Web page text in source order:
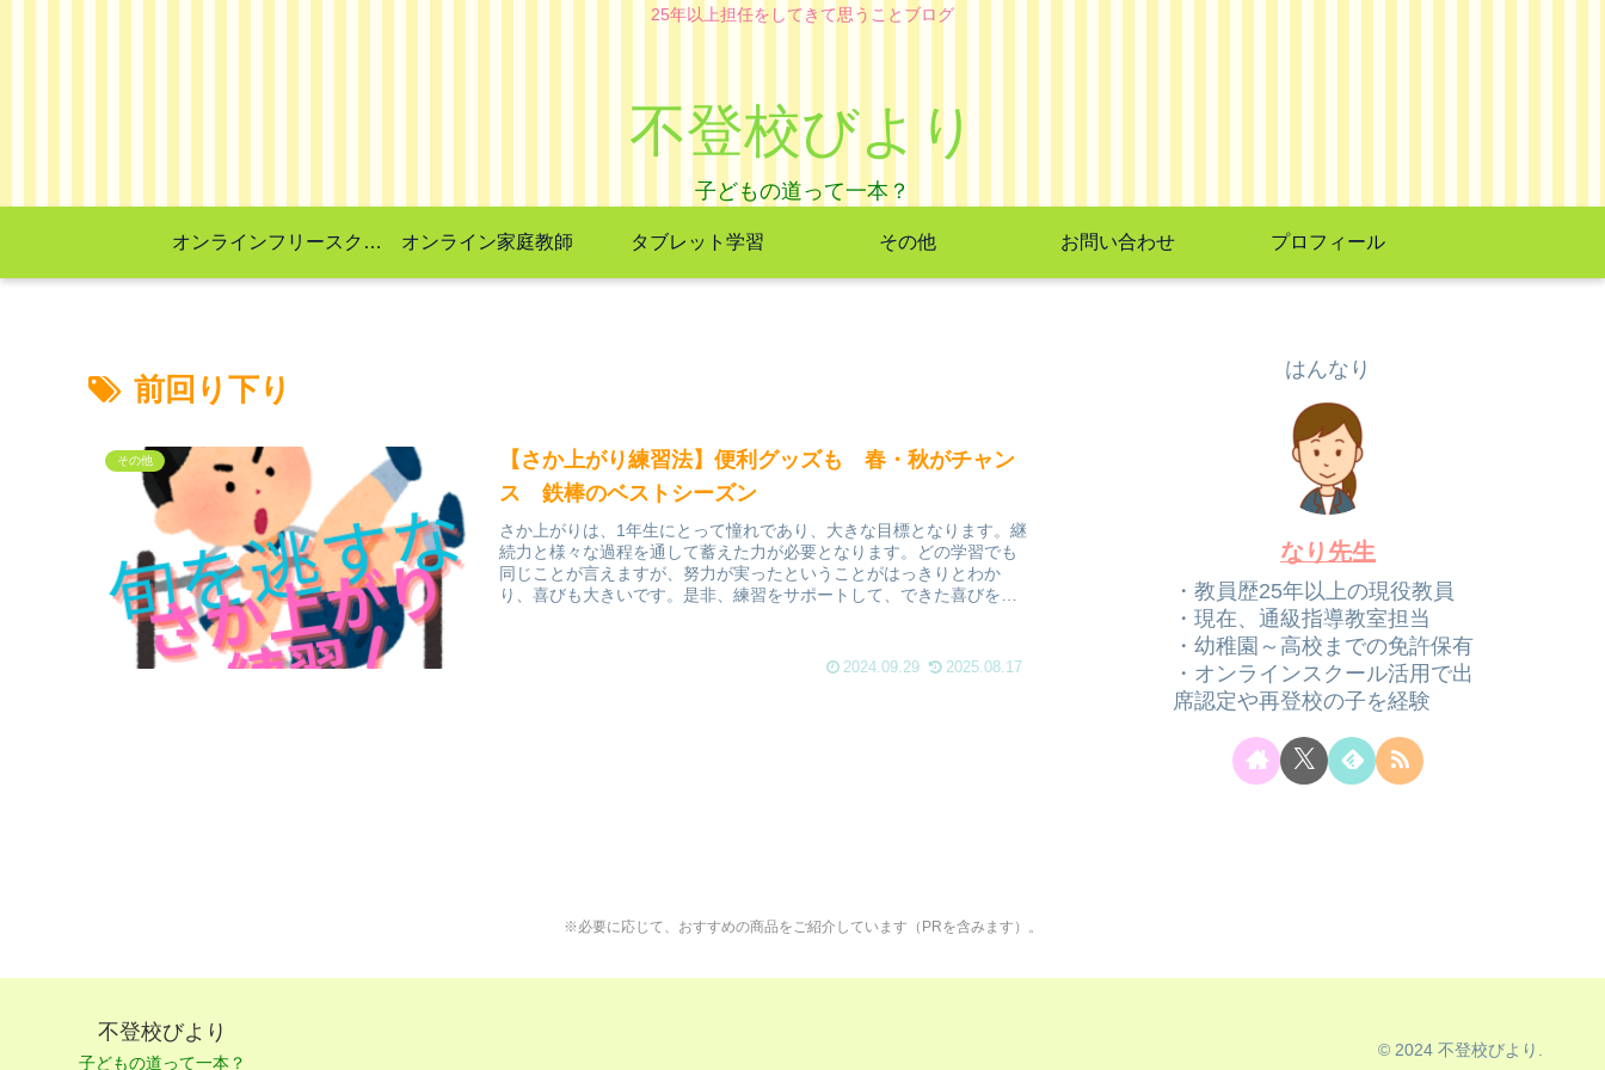
25年以上担任をしてきて思うことブログ
不登校びより
オンラインフリースクール オンライン家庭教師 タブレット学習 その他 お問い合わせ プロフィール
前回り下り
その他
【さか上がり練習法】便利グッズも 春・秋がチャン
ス 鉄棒のベストシーズン
さか上がりは、1年生にとって憧れであり、大きな目標となります。継
続力と様々な過程を通して蓄えた力が必要となります。どの学習でも
同じことが言えますが、努力が実ったということがはっきりとわか
り、喜びも大きいです。是非、練習をサポートして、できた喜びを分
2024.09.29 2025.08.17
はんなり
なり先生
・教員歴25年以上の現役教員
・現在、通級指導教室担当
・幼稚園～高校までの免許保有
・オンラインスクール活用で出
席認定や再登校の子を経験
※必要に応じて、おすすめの商品をご紹介しています（PRを含みます）。
不登校びより
© 2024 不登校びより.